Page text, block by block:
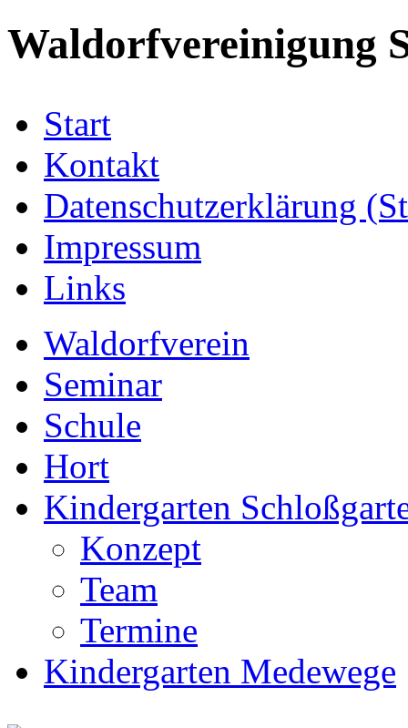
Waldorfvereinigung
Start
Kontakt
Datenschutzerklärung
Impressum
Links
Waldorfverein
Seminar
Schule
Hort
Kindergarten
Konzept
Team
Termine
Kindergarten Medewege